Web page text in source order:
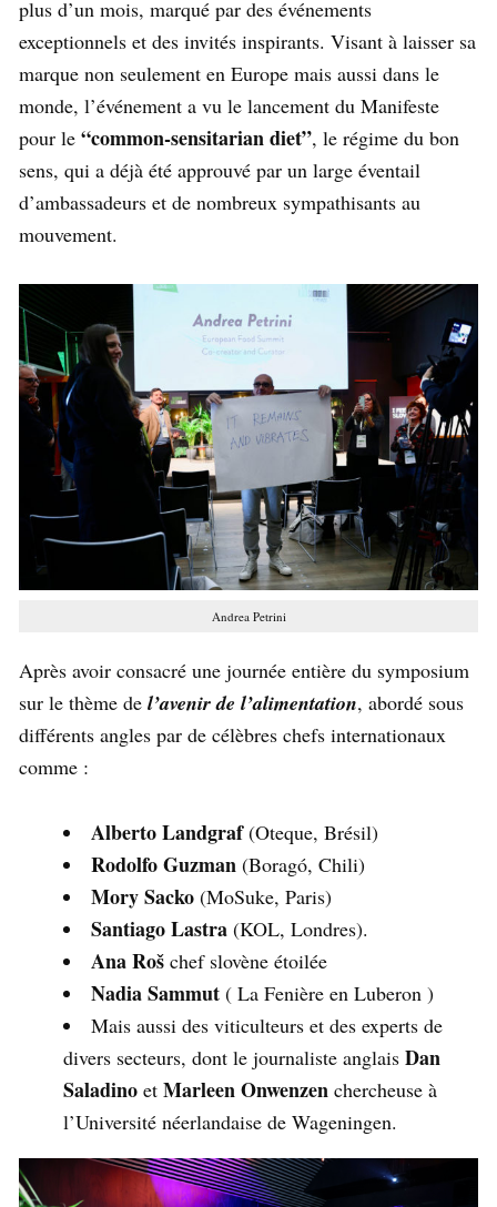
plus d’un mois, marqué par des événements
exceptionnels et des invités inspirants. Visant à laisser sa
marque non seulement en Europe mais aussi dans le
monde, l’événement a vu le lancement du Manifeste
pour le “common-sensitarian diet”, le régime du bon
sens, qui a déjà été approuvé par un large éventail
d’ambassadeurs et de nombreux sympathisants au
mouvement.
Andrea Petrini
Après avoir consacré une journée entière du symposium
sur le thème de l’avenir de l’alimentation, abordé sous
différents angles par de célèbres chefs internationaux
comme :
Alberto Landgraf(Oteque, Brésil)
Rodolfo Guzman (Boragó, Chili)
Mory Sacko (MoSuke, Paris)
Santiago Lastra (KOL, Londres).
Ana Roš chef slovène étoilée
Nadia Sammut ( La Fenière en Luberon )
Mais aussi des viticulteurs et des experts de
divers secteurs, dont le journaliste anglais Dan
Saladino et Marleen Onwenzen chercheuse à
l’Université néerlandaise de Wageningen.